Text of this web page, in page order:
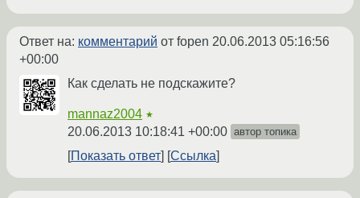
Ответ на: комментарий от fopen 20.06.2013 05:16:56
+00:00
Как сделать не подскажите?
mannaz2004 ★
20.06.2013 10:18:41 +00:00 автор топика
Показать ответ Ссылка